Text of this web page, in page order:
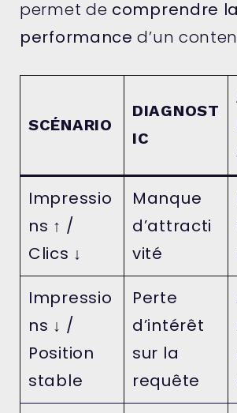
permet de comprendre
performance d’un
SCÉNARIO
DIAGNOST
IC
Impressio
ns ↑ /
Clics ↓
Manque
d’attracti
vité
Impressio
ns ↓ /
Position
stable
Perte
d’intérêt
sur la
requête